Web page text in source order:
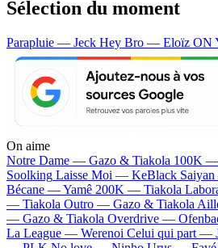
Sélection du moment
Parapluie — Jeck Hey Bro — Eloïz ON
On aime
Notre Dame — Gazo & Tiakola 100K —
Soolking Laisse Moi — KeBlack
Bécane —Yamê 200K — Tiakola
— Tiakola Outro — Gazo & Tiakola
— Gazo & Tiakola Overdrive —
La League — Werenoi Celui qui part —